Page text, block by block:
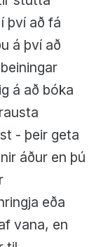
því að fá
á því að
á að bóka
- þeir geta
áður en þú
eða
vana, en